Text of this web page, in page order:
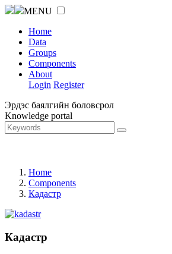
MENU
Home
Data
Groups
Components
About
Login Register
Эрдэс баялгийн боловсрол
Knowledge portal
Home
Components
Кадастр
Кадастр